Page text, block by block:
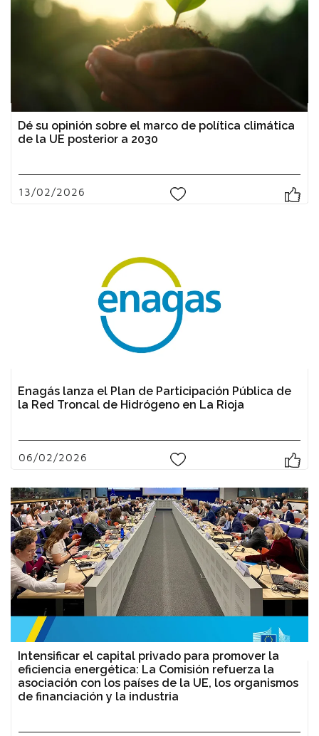
Dé su opinión sobre el marco de política climática
de la UE posterior a 2030
13/02/2026
Enagás lanza el Plan de Participación Pública de
la Red Troncal de Hidrógeno en La Rioja
06/02/2026
Intensificar el capital privado para promover la
eficiencia energética: La Comisión refuerza la
asociación con los países de la UE, los organismos
de financiación y la industria